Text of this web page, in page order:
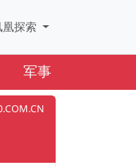
凰探索 凤凰云全球互联网
军事